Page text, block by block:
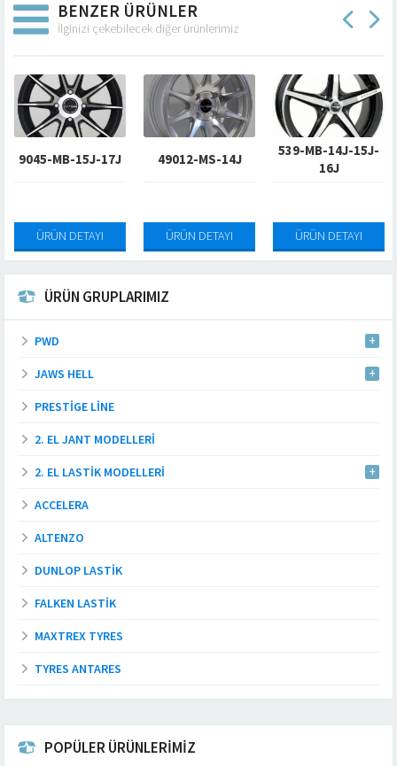
BENZER ÜRÜNLER
İlginizi çekebilecek diğer ürünlerimiz
9045-MB-15J-17J
ÜRÜN DETAYI
49012-MS-14J
ÜRÜN DETAYI
539-MB-14J-15J-
16J
ÜRÜN DETAYI
ÜRÜN GRUPLARIMIZ
PWD
JAWS HELL
PRESTIGE LINE
2. EL JANT MODELLERI
2. EL LASTIK MODELLERI
ACCELERA
ALTENZO
DUNLOP LASTIK
FALKEN LASTIK
MAXTREX TYRES
TYRES ANTARES
POPÜLER ÜRÜNLERİMİZ